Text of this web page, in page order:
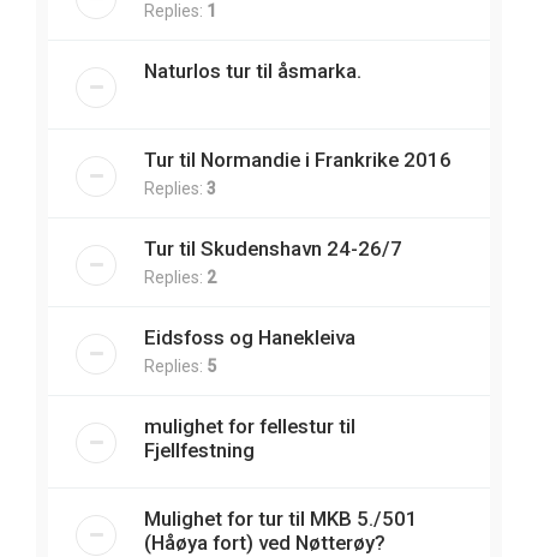
Replies: 1
Naturlos tur til åsmarka.
Tur til Normandie i Frankrike 2016
Replies: 3
Tur til Skudenshavn 24-26/7
Replies: 2
Eidsfoss og Hanekleiva
Replies: 5
mulighet for fellestur til
Fjellfestning
Mulighet for tur til MKB 5./501
(Håøya fort) ved Nøtterøy?